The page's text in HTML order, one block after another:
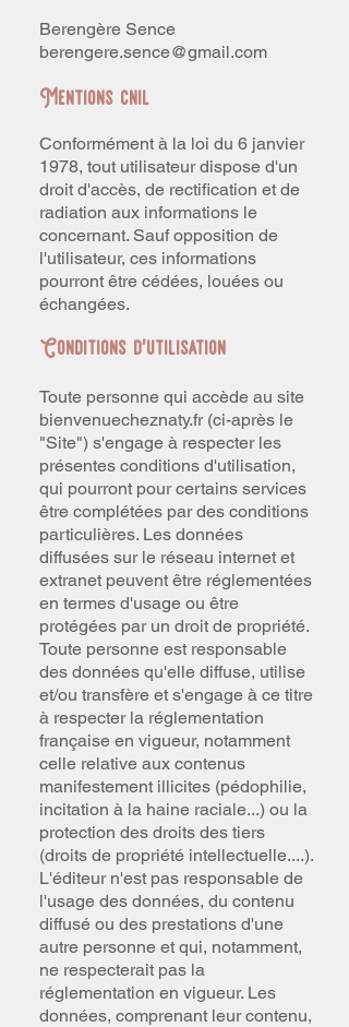
Berengère Sence
berengere.sence@gmail.com
Mentions cnil
Conformément à la loi du 6 janvier
1978, tout utilisateur dispose d'un
droit d'accès, de rectification et de
radiation aux informations le
concernant. Sauf opposition de
l'utilisateur, ces informations
pourront être cédées, louées ou
échangées.
Conditions d'utilisation
Toute personne qui accède au site
bienvenuecheznaty.fr (ci-après le
"Site") s'engage à respecter les
présentes conditions d'utilisation,
qui pourront pour certains services
être complétées par des conditions
particulières. Les données
diffusées sur le réseau internet et
extranet peuvent être réglementées
en termes d'usage ou être
protégées par un droit de propriété.
Toute personne est responsable
des données qu'elle diffuse, utilise
et/ou transfère et s'engage à ce titre
à respecter la réglementation
française en vigueur, notamment
celle relative aux contenus
manifestement illicites (pédophilie,
incitation à la haine raciale...) ou la
protection des droits des tiers
(droits de propriété intellectuelle....).
L'éditeur n'est pas responsable de
l'usage des données, du contenu
diffusé ou des prestations d'une
autre personne et qui, notamment,
ne respecterait pas la
réglementation en vigueur. Les
données, comprenant leur contenu,